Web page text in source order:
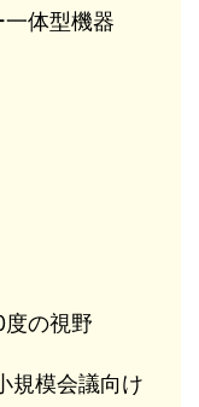
一体型機器
の視野
規模会議向け